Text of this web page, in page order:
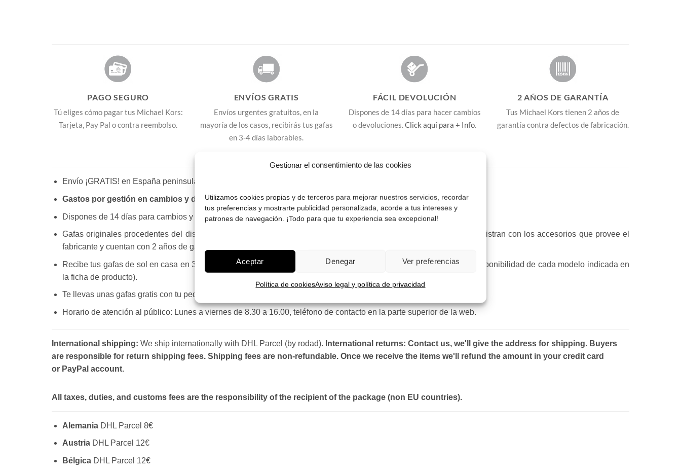
Gestionar el consentimiento de las cookies
Utilizamos cookies propias y de terceros para mejorar nuestros servicios, recordar
tus preferencias y mostrarte publicidad personalizada, acorde a tus intereses y
patrones de navegación. ¡Todo para que tu experiencia sea excepcional!
Aceptar Denegar Ver preferencias
Política de cookiesAviso legal y política de privacidad
PAGO SEGURO
Tú eliges cómo pagar tus Michael Kors:
Tarjeta, Pay Pal o contra reembolso.
ENVÍOS GRATIS
Envíos urgentes gratuitos, en la
mayoría de los casos, recibirás tus gafas
en 3-4 días laborables.
FÁCIL DEVOLUCIÓN
Dispones de 14 días para hacer cambios
o devoluciones.Click aquí para + Info.
2 AÑOS DE GARANTÍA
Tus Michael Kors tienen 2 años de
garantía contra defectos de fabricación.
Envío ¡GRATIS! en España peninsular, Baleares 5 euros, no enviamos a Canarias, Ceuta y Melilla.
Gastos por gestión en cambios y devoluciones: 7 euros, 11 Baleares.
Dispones de 14 días para cambios y devoluciones.
Gafas originales procedentes del distribuidor oficial para España, no de importadores paralelos. Las gafas se suministran con los accesorios que provee el
fabricante y cuentan con 2 años de garantía.
Recibe tus gafas de sol en casa en 3 o 4 días (laborables de lunes a viernes, sábados no hay envíos ni entregas, disponibilidad de cada modelo indicada en
la ficha de producto).
Te llevas unas gafas gratis con tu pedido, añade el modelo que desees de la sección de
Horario de atención al público: Lunes a viernes de 8.30 a 16.00, teléfono de contacto en la parte superior de la web.
International shipping: We ship internationally with DHL Parcel (by rodad). International returns: Contact us, we'll give the address for shipping. Buyers
are responsible for return shipping fees. Shipping fees are non-refundable. Once we receive the items we'll refund the amount in your credit card
or PayPal account.
All taxes, duties, and customs fees are the responsibility of the recipient of the package (non EU countries).
AlemaniaDHL Parcel 8€
AustriaDHL Parcel 12€
BélgicaDHL Parcel 12€